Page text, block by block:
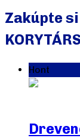
Zakúpte
Hont